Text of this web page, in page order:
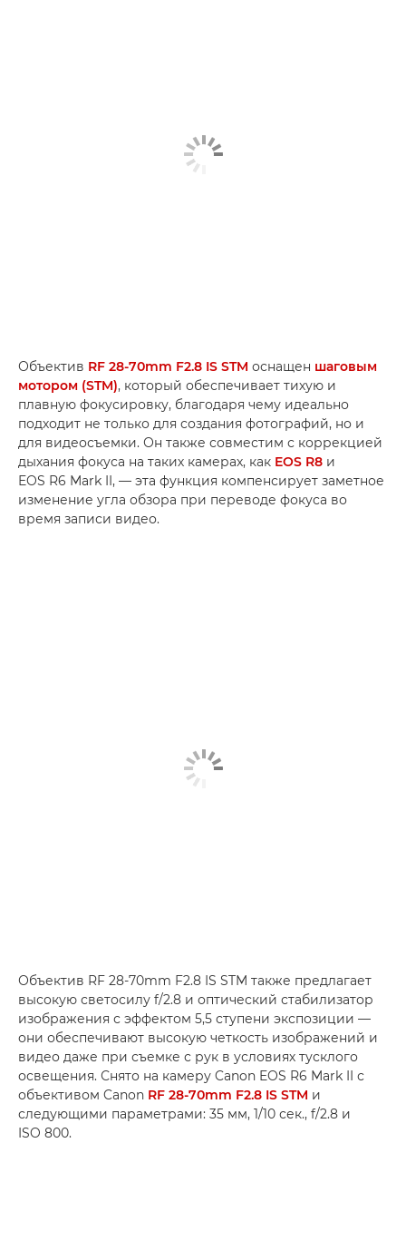
Объектив RF 28-70mm F2.8 IS STM оснащен шаговым
мотором (STM), который обеспечивает тихую и
плавную фокусировку, благодаря чему идеально
подходит не только для создания фотографий, но и
для видеосъемки. Он также совместим с коррекцией
дыхания фокуса на таких камерах, как EOS R8 и
EOS R6 Mark II, — эта функция компенсирует заметное
изменение угла обзора при переводе фокуса во
время записи видео.
Объектив RF 28-70mm F2.8 IS STM также предлагает
высокую светосилу f/2.8 и оптический стабилизатор
изображения с эффектом 5,5 ступени экспозиции —
они обеспечивают высокую четкость изображений и
видео даже при съемке с рук в условиях тусклого
освещения. Снято на камеру Canon EOS R6 Mark II с
объективом Canon RF 28-70mm F2.8 IS STM и
следующими параметрами: 35 мм, 1/10 сек., f/2.8 и
ISO 800.